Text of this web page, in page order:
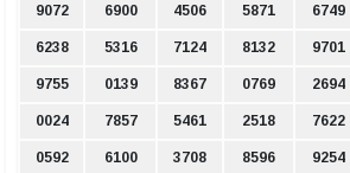
9072 6900 4506 5871 6749
6238 5316 7124 8132 9701
9755 0139 8367 0769 2694
0024 7857 5461 2518 7622
0592 6100 3708 8596 9254